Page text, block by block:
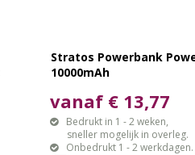
Stratos Powerbank
10000mAh
vanaf € 13,77
Bedrukt in 1 - 2 weken,
sneller mogelijk in overleg.
Onbedrukt 1 - 2 werkdagen.